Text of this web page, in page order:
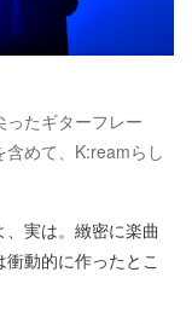
たギターフレー
めて、K:reamらし
、実は。緻密に楽曲
動的に作ったとこ